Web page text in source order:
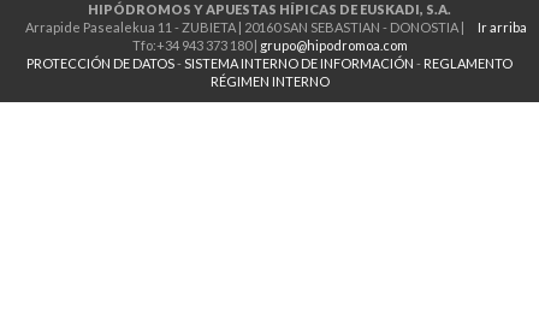
HIPÓDROMOS Y APUESTAS HÍPICAS DE EUSKADI, S.A.
Ir arriba
Arrapide Pasealekua 11 - ZUBIETA | 20160 SAN SEBASTIAN - DONOSTIA |
Tfo:+34 943 373 180 | grupo@hipodromoa.com
PROTECCIÓN DE DATOS-SISTEMA INTERNO DE INFORMACIÓN - REGLAMENTO
RÉGIMEN INTERNO